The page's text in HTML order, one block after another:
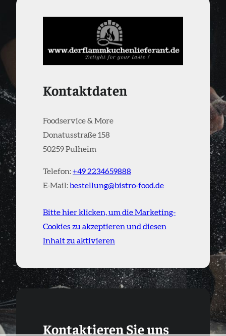
Kontaktdaten
Foodservice & More
Donatusstraße 158
50259 Pulheim
Telefon:+49 2234659888
E-Mail:bestellung@bistro-food.de
Bitte hier klicken, um die Marketing-
Cookies zu akzeptieren und diesen
Inhalt zu aktivieren
Kontaktieren Sie uns